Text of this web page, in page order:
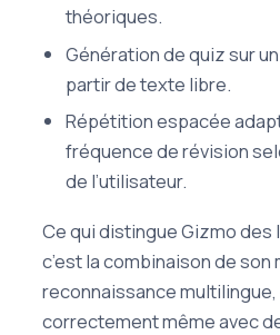
théoriques.
Génération de quiz sur
partir de texte libre.
Répétition espacée
fréquence de révision
de l’utilisateur.
Ce qui distingue Gizmo
c’est la combinaison de son
reconnaissance
correctement même avec